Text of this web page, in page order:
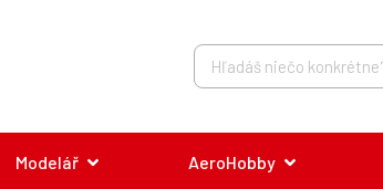
Modelář AeroHobby